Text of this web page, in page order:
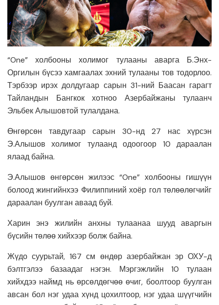
“One” холбооны холимог тулааны аварга Б.Энх-
Оргилын бүсээ хамгаалах эхний тулааны тов тодорлоо.
Тэрбээр ирэх долдугаар сарын 31-ний Баасан гарагт
Тайландын Бангкок хотноо Азербайжаны тулаанч
Эльбек Алышовтой тулалдана.
Өнгөрсөн тавдугаар сарын 30-нд 27 нас хүрсэн
Э.Алышов холимог тулаанд одоогоор 10 дараалан
ялаад байна.
Э.Алышов өнгөрсөн жилээс “One” холбооны гишүүн
болоод жингийнхээ Филиппиний хоёр гол төлөөлөгчийг
дараалан буулган аваад буй.
Харин энэ жилийн анхны тулаанаа шууд аваргын
бүсийн төлөө хийхээр болж байна.
Жүдо суурьтай, 167 см өндөр азербайжан эр ОХУ-д
бэлтгэлээ базаадаг нэгэн. Мэргэжлийн 10 тулаан
хийхдээ наймд нь өрсөлдөгчөө өчиг, боолтоор буулган
авсан бол нэг удаа хүнд цохилтоор, нэг удаа шүүгчийн